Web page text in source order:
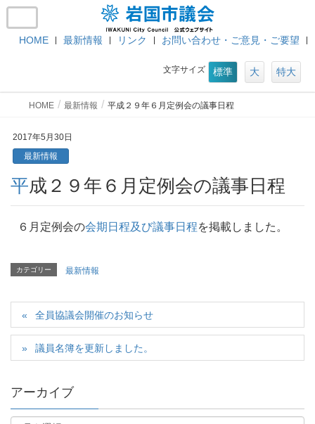
HOME 最新情報 リンク お問い合わせ・ご意見・ご要望
文字サイズ 標準 大 特大
HOME 最新情報 平成２９年６月定例会の議事日程
2017年5月30日
最新情報
平成２９年６月定例会の議事日程
６月定例会の会期日程及び議事日程を掲載しました。
カテゴリー 最新情報
全員協議会開催のお知らせ
議員名簿を更新しました。
アーカイブ